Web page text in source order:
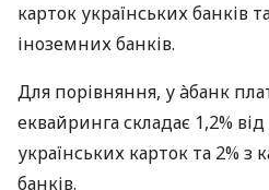
карток українських банків
іноземних банків.
Для порівняння, у àбанк
еквайринга складає 1,2%
українських карток та 2% з
банків.